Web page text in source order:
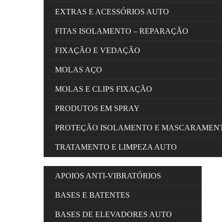
EXTRAS E ACESSÓRIOS AUTO
FITAS ISOLAMENTO – REPARAÇÃO
FIXAÇÃO E VEDAÇÃO
MOLAS AÇO
MOLAS E CLIPS FIXAÇÃO
PRODUTOS EM SPRAY
PROTEÇÃO ISOLAMENTO E
TRATAMENTO E LIMPEZA AUTO
APOIOS ANTI-VIBRATÓRIOS
BASES E BATENTES
BASES DE ELEVADORES AUTO